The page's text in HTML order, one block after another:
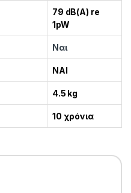
79 dB(A) re
1pW
Ναι
ΝΑΙ
4.5 kg
10 χρόνια